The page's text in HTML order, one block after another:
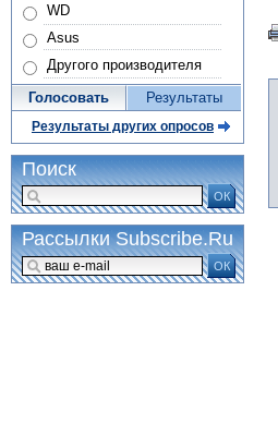
WD
Asus
Другого производителя
Голосовать Результаты
Результаты других опросов
Поиск
ОК
Рассылки Subscribe.Ru
ОК